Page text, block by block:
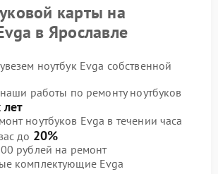
карты на
в Ярославле
ноутбук Evga собственной
работы по ремонту ноутбуков
ноутбуков Evga в течении часа
до 20%
рублей на ремонт
комплектующие Evga